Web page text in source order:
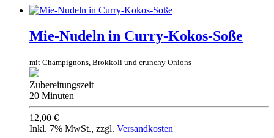
Mie-Nudeln in Curry-Kokos-Soße
mit Champignons, Brokkoli und crunchy Onions
Zubereitungszeit
20 Minuten
12,00 €
Inkl. 7% MwSt., zzgl. Versandkosten